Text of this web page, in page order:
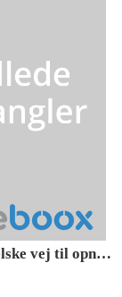
Den himmelske vej til opnåelse af hjertets stilhed